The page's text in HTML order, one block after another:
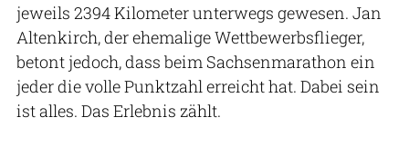
jeweils 2394 Kilometer unterwegs gewesen. Jan
Altenkirch, der ehemalige Wettbewerbsflieger,
betont jedoch, dass beim Sachsenmarathon ein
jeder die volle Punktzahl erreicht hat. Dabei sein
ist alles. Das Erlebnis zählt.